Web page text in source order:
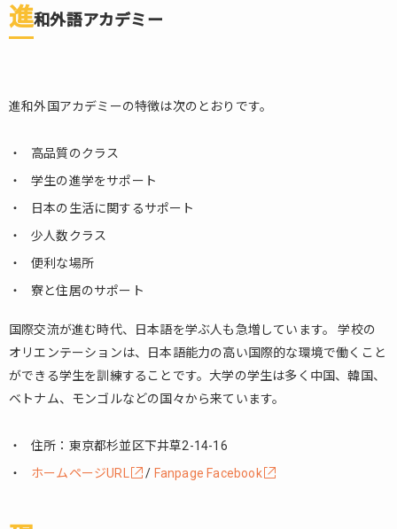
進和外語アカデミー
進和外国アカデミーの特徴は次のとおりです。
高品質のクラス
学生の進学をサポート
日本の生活に関するサポート
少人数クラス
便利な場所
寮と住居のサポート
国際交流が進む時代、日本語を学ぶ人も急増しています。 学校の
オリエンテーションは、日本語能力の高い国際的な環境で働くこと
ができる学生を訓練することです。大学の学生は多く中国、韓国、
ベトナム、モンゴルなどの国々から来ています。
住所：東京都杉並区下井草2-14-16
ホームページURL
/ Fanpage Facebook